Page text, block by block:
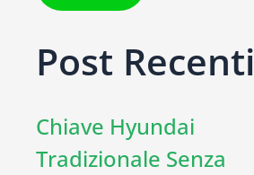
Post Recenti
Chiave Hyundai
Tradizionale Senza